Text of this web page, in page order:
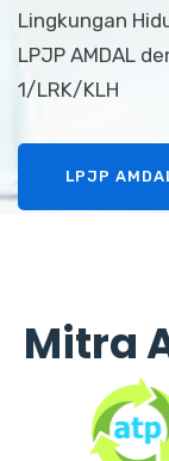
Lingkungan
LPJP AMDAL
1/LRK/KLH
LPJP
Mitra